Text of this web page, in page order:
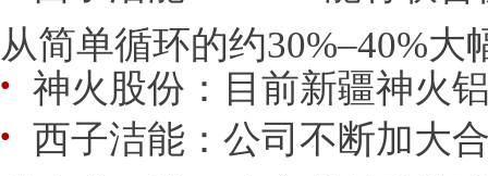
从简单循环的约30%–40%大
● 神火股份：目前新疆神火
● 西子洁能：公司不断加大